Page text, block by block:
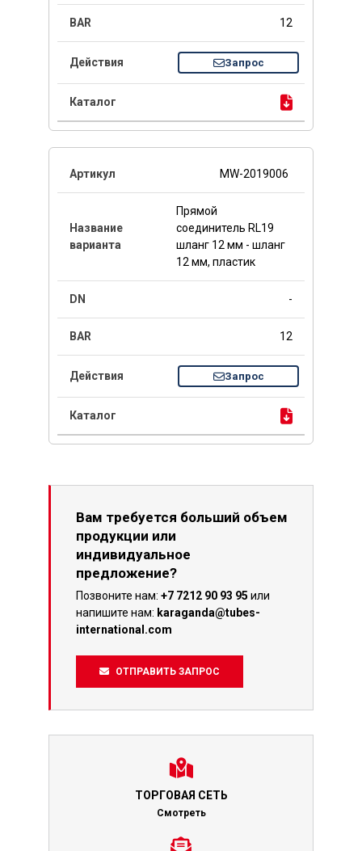
12
Запрос
MW-2019006
Прямой
соединитель RL19
шланг 12 мм - шланг
12 мм, пластик
-
12
Запрос
Вам требуется больший объем
продукции или
индивидуальное
предложение?
Позвоните нам: +7 7212 90 93 95 или
напишите нам: karaganda@tubes-
international.com
ОТПРАВИТЬ ЗАПРОС
ТОРГОВАЯ СЕТЬ
Смотреть